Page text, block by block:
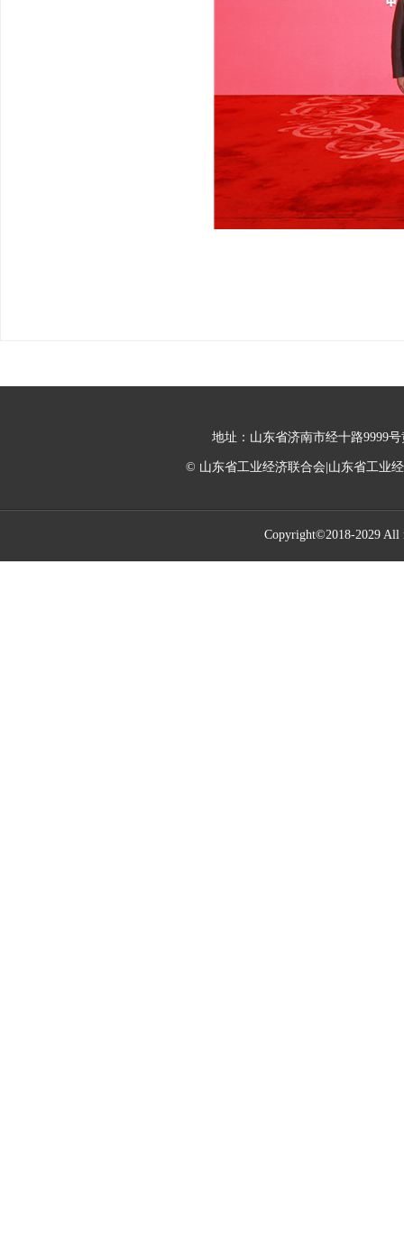
地址：山东省济南市经十路9999
© 山东省工业经济联合会|山东省工
Copyright©2018-2029